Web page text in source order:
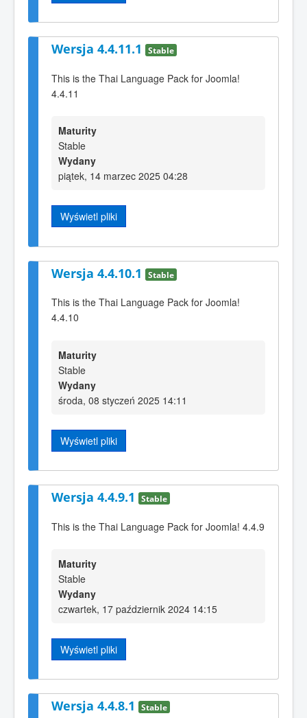
Wersja 4.4.11.1 Stable
This is the Thai Language Pack for Joomla!
4.4.11
Maturity
Stable
Wydany
piątek, 14 marzec 2025 04:28
Wyświetl pliki
Wersja 4.4.10.1 Stable
This is the Thai Language Pack for Joomla!
4.4.10
Maturity
Stable
Wydany
środa, 08 styczeń 2025 14:11
Wyświetl pliki
Wersja 4.4.9.1 Stable
This is the Thai Language Pack for Joomla! 4.4.9
Maturity
Stable
Wydany
czwartek, 17 październik 2024 14:15
Wyświetl pliki
Wersja 4.4.8.1 Stable